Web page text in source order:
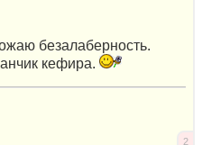
безалаберность.
кефира.
2